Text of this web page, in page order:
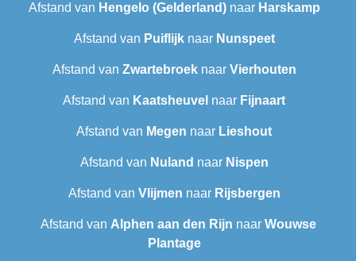
Afstand van Hengelo (Gelderland)naar Harskamp
Afstand van Puiflijknaar Nunspeet
Afstand van Zwartebroeknaar Vierhouten
Afstand van Kaatsheuvel naar Fijnaart
Afstand van Megen naar Lieshout
Afstand van Nuland naar Nispen
Afstand van Vlijmen naar Rijsbergen
Afstand van Alphen aan den Rijn naar Wouwse
Plantage